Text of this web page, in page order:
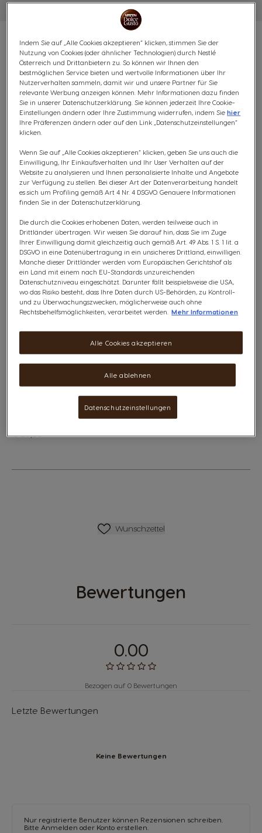
VORTEILSPACK LUNGO - 48
KAPSELN
Ausgewogen & mit saften Röstaromen
INTENSITÄT 6
(0)
KAPSELN:x48
Kapsel-Symbol
Arabica-Kaffee zeichnet sich durch Röstnoten und
Aromen schwarzer Johannisbeere aus. Entdecke den
leicht würzigen Geschmack dieser mittelstark
gerösteten Mischung aus Premium-Arabica-Bohnen aus
Äthiopien, Brasilien und Kolumbien.
Diese Aktion ist nicht mit anderen aktuellen Angeboten
oder Rabatten kombinierbar, einschließlich Gutscheinen,
Aktionscodes und Vorteilspacks.
Dieses Paket enthält:
NESCAFÉ® Dolce Gusto® Lungo
Inhaltsstoffe
The price depends on the chosen options
€ 23,55
Wunschliste
Wunschzettel
Bewertungen
0.00
Bezogen auf 0 Bewertungen
Letzte Bewertungen
Keine Bewertungen
Nur registrierte Benutzer können Rezensionen schreiben.
Bitte Anmelden oder Konto erstellen
Indem Sie auf „Alle Cookies akzeptieren“ klicken, stimmen Sie der
Nutzung von Cookies (oder ähnlicher Technologien) durch Nestlé
Österreich und Drittanbietern zu. So können wir Ihnen den
bestmöglichen Service bieten und wertvolle Informationen über Ihr
Nutzerverhalten sammeln, damit wir und unsere Partner für Sie
relevante Werbung anzeigen können. Mehr Informationen dazu finden
Sie in unserer Datenschutzerklärung. Sie können jederzeit Ihre Cookie-
Einstellungen ändern oder Ihre Zustimmung widerrufen, indem Siehier
Ihre Präferenzen ändern oder auf den Link „Datenschutzeinstellungen“
klicken.
Wenn Sie auf „Alle Cookies akzeptieren“ klicken, geben Sie uns auch die
Einwilligung, Ihr Einkaufsverhalten und Ihr User Verhalten auf der
Website zu analysieren und Ihnen personalisierte Inhalte und Angebote
zur Verfügung zu stellen. Bei dieser Art der Datenverarbeitung handelt
es sich um Profiling gemäß Art 4 Nr. 4 DSGVO. Genauere Informationen
finden Sie in der Datenschutzerklärung.
Die durch die Cookies erhobenen Daten, werden teilweise auch in
Drittländer übertragen. Wir weisen Sie darauf hin, dass Sie im Zuge
Ihrer Einwilligung damit gleichzeitig auch gemäß Art. 49 Abs. 1 S. 1 lit. a
DSGVO in eine Datenübertragung in ein unsicheres Drittland, einwilligen.
Manche dieser Drittländer werden vom Europäischen Gerichtshof als
ein Land mit einem nach EU-Standards unzureichenden
Datenschutzniveau eingeschätzt. Darunter fällt beispielsweise die USA,
wo das Risiko besteht, dass Ihre Daten durch US-Behörden, zu Kontroll-
und zu Überwachungszwecken, möglicherweise auch ohne
Rechtsbehelfsmöglichkeiten, verarbeitet werden.
Mehr Informationen
Alle ablehnen
Alle Cookies akzeptieren
Datenschutzeinstellungen